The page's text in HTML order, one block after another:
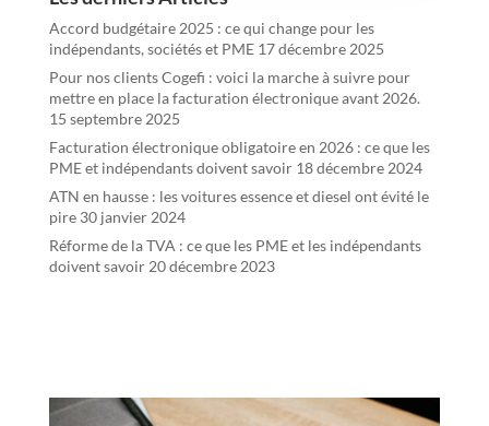
Accord budgétaire 2025 : ce qui change pour les
indépendants, sociétés et PME 17 décembre 2025
Pour nos clients Cogefi : voici la marche à suivre pour
mettre en place la facturation électronique avant 2026.
15 septembre 2025
Facturation électronique obligatoire en 2026 : ce que les
PME et indépendants doivent savoir 18 décembre 2024
ATN en hausse : les voitures essence et diesel ont évité le
pire 30 janvier 2024
Réforme de la TVA : ce que les PME et les indépendants
doivent savoir 20 décembre 2023